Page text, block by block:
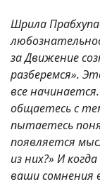
Шрила
за Движение
разберемся».
все
общаетесь с
пытаетесь
появляется
из них?» И
ваши сомнения